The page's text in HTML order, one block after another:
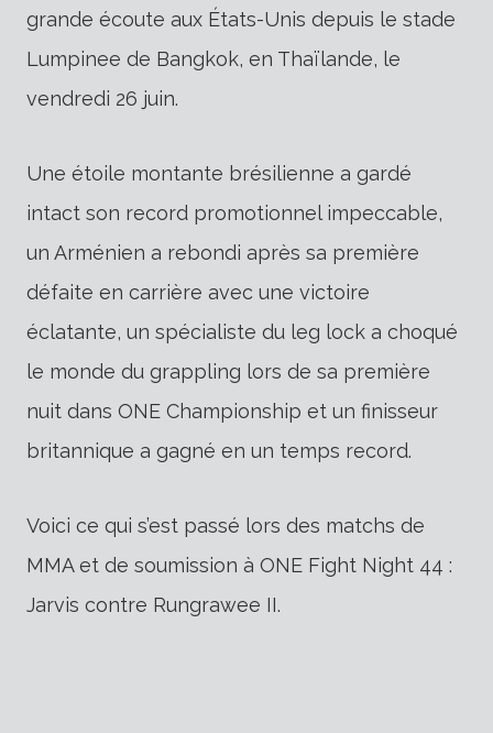
grande écoute aux États-Unis depuis le stade
Lumpinee de Bangkok, en Thaïlande, le
vendredi 26 juin.
Une étoile montante brésilienne a gardé
intact son record promotionnel impeccable,
un Arménien a rebondi après sa première
défaite en carrière avec une victoire
éclatante, un spécialiste du leg lock a choqué
le monde du grappling lors de sa première
nuit dans ONE Championship et un finisseur
britannique a gagné en un temps record.
Voici ce qui s’est passé lors des matchs de
MMA et de soumission à ONE Fight Night 44 :
Jarvis contre Rungrawee II.